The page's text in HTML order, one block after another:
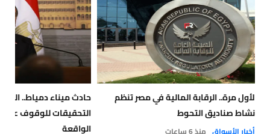
لأول مرة.. الرقابة المالية في مصر تنظم
نشاط صناديق التحوط
حادث ميناء دمياط..
التحقيقات للوقوف
الواقعة